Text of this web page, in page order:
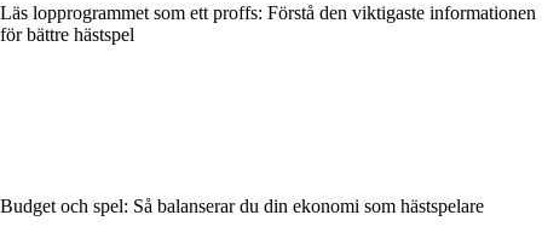
Läs lopprogrammet som ett proffs: Förstå den viktigaste informationen
för bättre hästspel
Budget och spel: Så balanserar du din ekonomi som hästspelare